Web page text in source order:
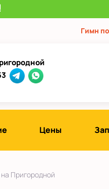
Гимн
Цены
Пригородной